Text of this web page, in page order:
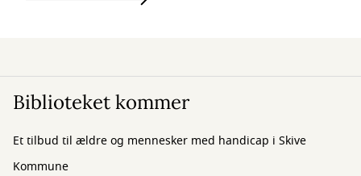
Biblioteket kommer
Et tilbud til ældre og mennesker med handicap i Skive
Kommune